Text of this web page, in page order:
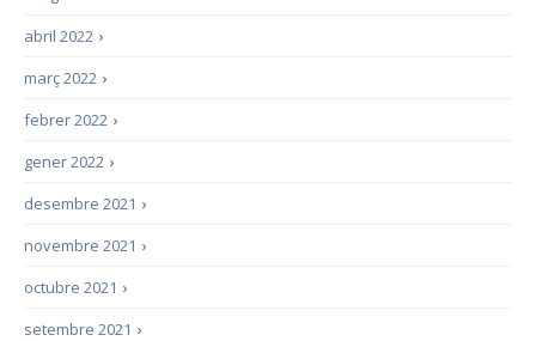
›
abril 2022
›
març 2022
›
febrer 2022
›
gener 2022
›
desembre 2021
›
novembre 2021
›
octubre 2021
›
setembre 2021